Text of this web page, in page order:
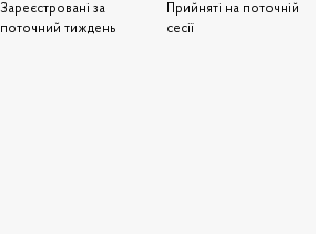
Зареєстровані за
поточний тиждень
Прийняті на поточній
сесії